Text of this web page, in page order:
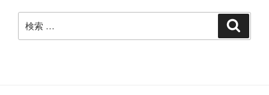
索: